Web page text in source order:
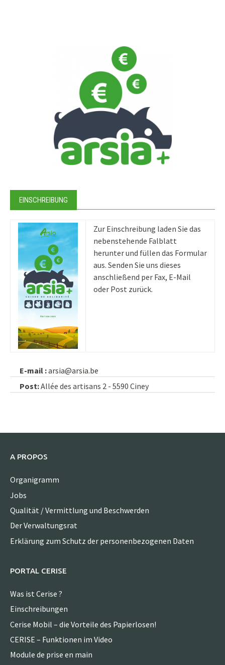
EINSCHREIBUNG
Zur Einschreibung laden Sie das
nebenstehende Falblatt
herunter und füllen das Formular
aus. Senden Sie uns dieses
anschließend per Fax, E-Mail
oder Post zurück.
E-mail :arsia@arsia.be
Post:Allée des artisans 2 - 5590 Ciney
A PROPOS
Organigramm
Jobs
Qualität / Vermittlung und Beschwerden
Der Verwaltungsrat
Erklärung zum Schutz der personenbezogenen Daten
PORTAL CERISE
Was ist Cerise ?
Einschreibungen
Cerise Mobil – die Vorteile des Papierlosen!
CERISE – Funktionen im Video
Module de prise en main